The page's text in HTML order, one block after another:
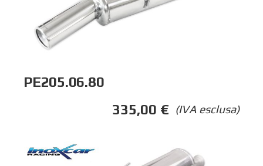
PE205.06.80
(IVA esclusa)
335,00 €